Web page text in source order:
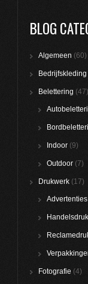
BLOG
Algemeen (60)
Bedrijfskleding
Belettering (47)
Indoor (9)
Outdoor (7)
Drukwerk (17)
Advertenties
Fotografie (4)